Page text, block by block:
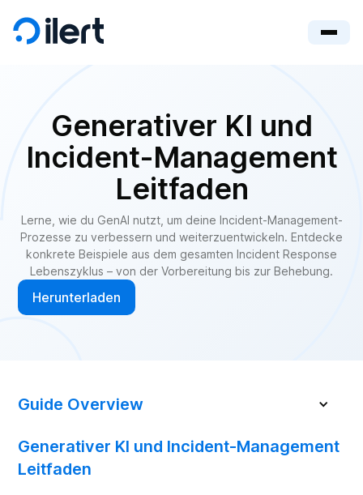
Generativer KI und
Incident‑Management
Leitfaden
Lerne, wie du GenAI nutzt, um deine Incident-Management-
Prozesse zu verbessern und weiterzuentwickeln. Entdecke
konkrete Beispiele aus dem gesamten Incident Response
Lebenszyklus – von der Vorbereitung bis zur Behebung.
Herunterladen
Guide Overview
Generativer KI und Incident‑Management
Leitfaden